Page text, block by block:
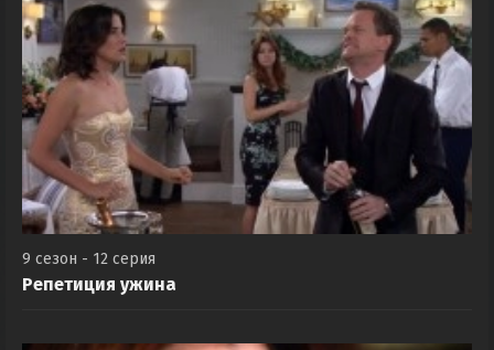
9 сезон - 12 серия
Репетиция ужина